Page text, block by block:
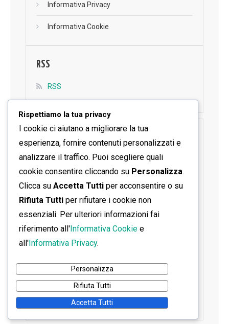
Informativa Privacy
Informativa Cookie
RSS
RSS
SEGUICI SU FACEBOOK
Rispettiamo la tua privacy
I cookie ci aiutano a migliorare la tua
esperienza, fornire contenuti personalizzati e
analizzare il traffico. Puoi scegliere quali
cookie consentire cliccando su Personalizza.
Clicca su Accetta Tutti per acconsentire o su
Rifiuta Tutti per rifiutare i cookie non
essenziali. Per ulteriori informazioni fai
riferimento all'Informativa Cookie e
all'Informativa Privacy.
Personalizza
Rifiuta Tutti
Accetta Tutti